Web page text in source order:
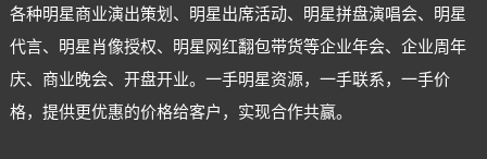
各种明星商业演出策划、明星出席活动、明星拼盘演唱会、明星
代言、明星肖像授权、明星网红翻包带货等企业年会、企业周年
庆、商业晚会、开盘开业。一手明星资源，一手联系，一手价
格，提供更优惠的价格给客户，实现合作共赢。